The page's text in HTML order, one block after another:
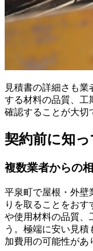
見積書の詳細さも業
する材料の品質、工
確認することが大切
契約前に知
複数業者からの
平泉町で屋根・外壁
りを取ることをお
や使用材料の品質、
う。極端に安い見
加費用の可能性があ